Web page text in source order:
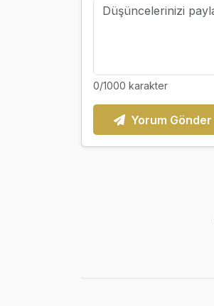
0/1000 karakter
Yorum Gönder